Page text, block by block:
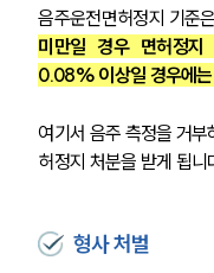
음주운전면허정지 기준
미만일 경우 면허정지
0.08% 이상일 경우에
여기서 음주 측정을 거
허정지 처분을 받게 됩니
형사 처벌